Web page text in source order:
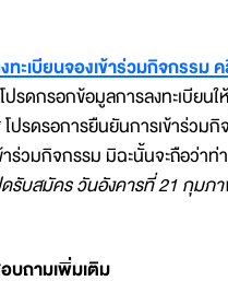
ทะเบียนจองเข้าร่วมกิจกรรม
ปรดกรอกข้อมูลการลงทะเบียน
โปรดรอการยืนยันการเข้าร่วม
าร่วมกิจกรรม มิฉะนั้นจะถือว่าท่
รับสมัคร วันอังคารที่ 21 กุมภ
บถามเพิ่มเติม